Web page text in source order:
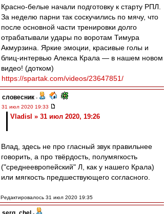
Красно-белые начали подготовку к старту РПЛ.
За неделю парни так соскучились по мячу, что
после основной части тренировки долго
отрабатывали удары по воротам Тимура
Акмурзина. Яркие эмоции, красивые голы и
блиц-интервью Алекса Крала — в нашем новом
видео! (дотком)
https://spartak.com/videos/23647851/
словесник -
31 июл 2020 19:33
Vladisl » 31 июл 2020, 19:26
Влад, здесь не про гласный звук правильнее
говорить, а про твёрдость, полумягкость
("среднеевропейский" Л, как у нашего Крала)
или мягкость предшествующего согласного.
Редактировалось 31 июл 2020 19:35